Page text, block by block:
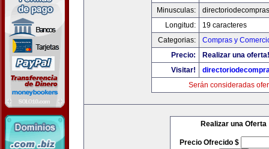
Minusculas:
Longitud:
19 caracteres
Categorias:
Compras y
Precio:
Realizar una oferta!
Visitar!
Serán consideradas
Realizar una Oferta
Precio Ofrecido $